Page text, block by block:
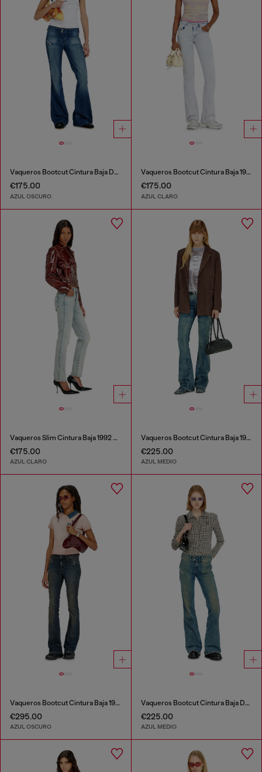
Vaqueros Bootcut Cintura Baja D-Hush
€175.00
AZUL OSCURO
Vaqueros Bootcut Cintura Baja 1969 D-Ebbey
€175.00
AZUL CLARO
Vaqueros Slim Cintura Baja 1992 D-Jiann
€175.00
AZUL CLARO
Vaqueros Bootcut Cintura Baja 1969 D-Ebbey
€225.00
AZUL MEDIO
Vaqueros Bootcut Cintura Baja 1969 D-Ebbey
€295.00
AZUL OSCURO
Vaqueros Bootcut Cintura Baja D-Hush
€225.00
AZUL MEDIO